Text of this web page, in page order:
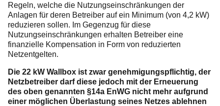
Regeln, welche die Nutzungseinschränkungen der
Anlagen für deren Betreiber auf ein Minimum (von 4,2 kW)
reduzieren sollen. Im Gegenzug für diese
Nutzungseinschränkungen erhalten Betreiber eine
finanzielle Kompensation in Form von reduzierten
Netzentgelten.
Die 22 kW Wallbox ist zwar genehmigungspflichtig, der
Netzbetreiber darf diese jedoch mit der Erneuerung
des oben genannten §14a EnWG nicht mehr aufgrund
einer möglichen Überlastung seines Netzes ablehnen